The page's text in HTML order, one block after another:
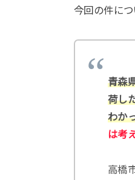
今回の件に
青森
荷し
わか
は考
高橋